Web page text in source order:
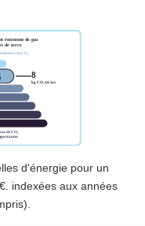
d'énergie pour un
indexées aux années